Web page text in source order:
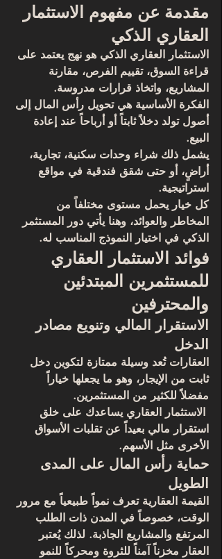
مقدمة عن مفهوم الاستثمار
العقاري الذكي
الاستثمار العقاري الذكي هو نهج يعتمد على
قراءة السوق، تقييم الفرص، مقارنة
المشاريع، واتخاذ قرارات مدروسة.
الفكرة الأساسية هي تحويل رأس المال إلى
أصول تولد دخلاً ثابتاً أو أرباحاً عند إعادة
البيع.
يشمل ذلك شراء وحدات سكنية، تجارية،
أراضٍ، أو حتى شقق فندقية في مواقع
استراتيجية.
كل خيار يحمل مستوى مختلفاً من
المخاطر والعوائد، وهنا يأتي دور المستثمر
الذكي في اختيار النموذج المناسب له.
فوائد الاستثمار العقاري
للمستثمرين المبتدئين
والمحترفين
الاستقرار المالي وتنويع مصادر
الدخل
العقارات تُعد وسيلة ممتازة لتكوين دخل
ثابت من الإيجار، وهو ما يجعلها خياراً
مفضلاً للكثير من المستثمرين.
الاستثمار العقاري يساعدك على خلق
استقرار مالي بعيداً عن تقلبات الأسواق
الأخرى مثل الأسهم.
حماية رأس المال على المدى
الطويل
القيمة العقارية تعرف نمواً طبيعياً مع مرور
الوقت، خصوصاً في المدن ذات الطلب
المرتفع والمشاريع الجاذبة. لذلك يُعتبر
العقار مخزناً آمناً للثروة ومحركاً للنمو